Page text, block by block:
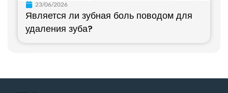
23/06/2026
Является ли зубная боль поводом для
удаления зуба?